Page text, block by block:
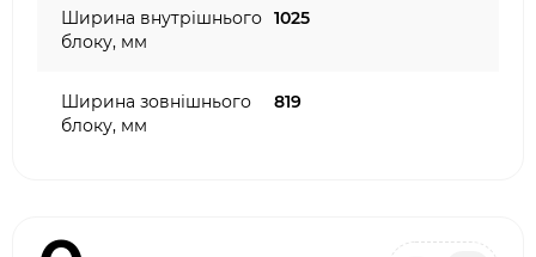
Ширина внутрішнього
блоку, мм
1025
Ширина зовнішнього
блоку, мм
819